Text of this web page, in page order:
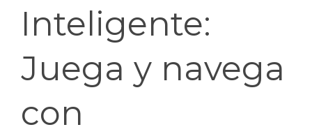
Inteligente:
Juega y navega
con